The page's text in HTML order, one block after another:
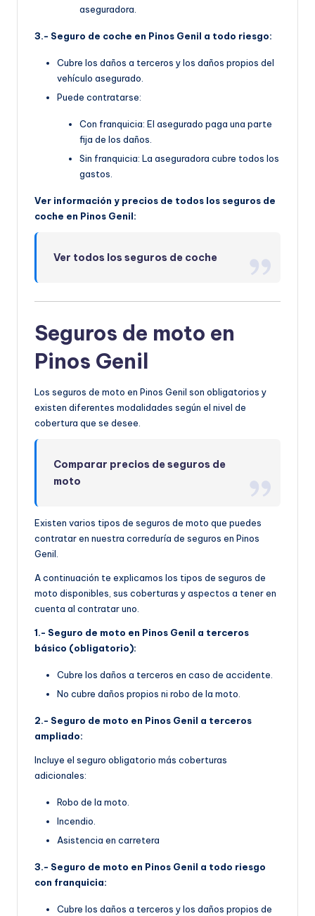
aseguradora.
3.- Seguro de coche en Pinos Genil a todo riesgo:
Cubre los daños a terceros y los daños propios del
vehículo asegurado.
Puede contratarse:
Con franquicia: El asegurado paga una parte
fija de los daños.
Sin franquicia: La aseguradora cubre todos los
gastos.
Ver información y precios de todos los seguros de
coche en Pinos Genil:
Ver todos los seguros de coche
Seguros de moto en
Pinos Genil
Los seguros de moto en Pinos Genil son obligatorios y
existen diferentes modalidades según el nivel de
cobertura que se desee.
Comparar precios de seguros de
moto
Existen varios tipos de seguros de moto que puedes
contratar en nuestra correduría de seguros en Pinos
Genil.
A continuación te explicamos los tipos de seguros de
moto disponibles, sus coberturas y aspectos a tener en
cuenta al contratar uno.
1.- Seguro de moto en Pinos Genil a terceros
básico (obligatorio):
Cubre los daños a terceros en caso de accidente.
No cubre daños propios ni robo de la moto.
2.- Seguro de moto en Pinos Genil a terceros
ampliado:
Incluye el seguro obligatorio más coberturas
adicionales:
Robo de la moto.
Incendio.
Asistencia en carretera
3.- Seguro de moto en Pinos Genil a todo riesgo
con franquicia:
Cubre los daños a terceros y los daños propios de